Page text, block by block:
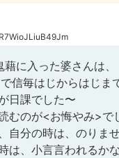
に入った婆さんは、
信毎はじからはじま
日課でした〜
むのが<お悔やみ>で
自分の時は、のりま
は、小言言われるか